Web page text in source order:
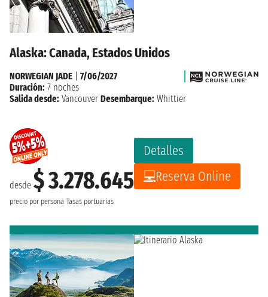
Alaska: Canada, Estados Unidos
desde $ 3.278.645
precio por persona Tasas portuarias
Detalles
Reserva Online
NORWEGIAN JADE
7/06/2027
Duración: 7 noches
Salida desde: Vancouver Desembarque: Whittier